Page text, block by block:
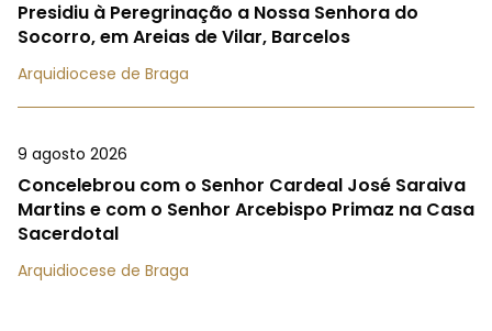
Presidiu à Peregrinação a Nossa Senhora do
Socorro, em Areias de Vilar, Barcelos
Arquidiocese de Braga
9 agosto 2026
Concelebrou com o Senhor Cardeal José Saraiva
Martins e com o Senhor Arcebispo Primaz na Casa
Sacerdotal
Arquidiocese de Braga